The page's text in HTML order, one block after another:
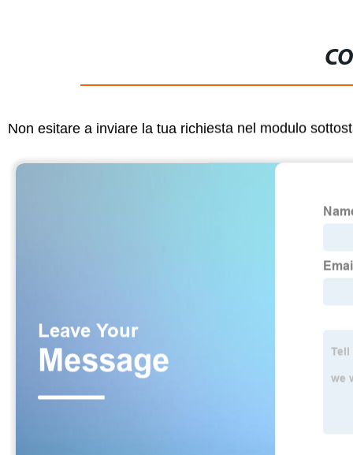
Non esitare a inviare la tua richiesta nel modulo